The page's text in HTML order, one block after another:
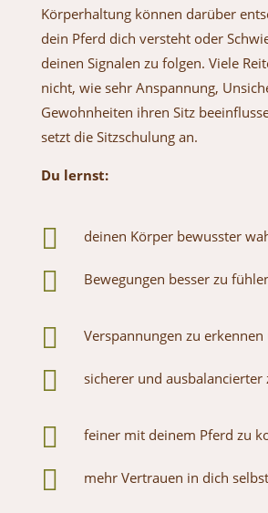
Körperhaltung können darüber
dein Pferd dich versteht oder
deinen Signalen zu folgen. Viele
nicht, wie sehr Anspannung,
Gewohnheiten ihren Sitz
setzt die Sitzschulung an.
Du lernst:
 deinen Körper bewusster
 Bewegungen besser zu
 Verspannungen zu
 sicherer und ausbalancierter
 feiner mit deinem Pferd zu
 mehr Vertrauen in dich